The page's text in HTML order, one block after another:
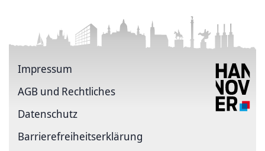
Impressum
AGB und Rechtliches
Datenschutz
Barriere­freiheits­erklärung